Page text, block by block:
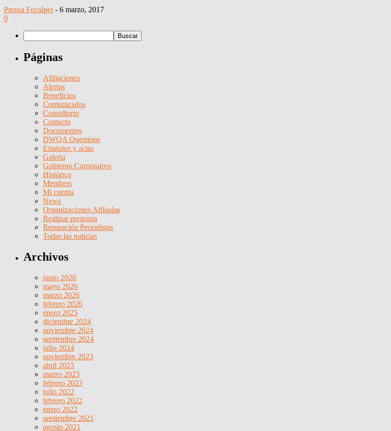
Prensa Fecolper - 6 marzo, 2017
0
Páginas
Afiliaciones
Alertas
Beneficios
Comunicados
Consultorio
Contacto
Documentos
DWQA Questions
Estatutos y actas
Galeria
Gobierno Corporativo
Histórico
Members
Mi cuenta
News
Organizaciones Afiliadas
Realizar pregunta
Reparación Periodistas
Todas las noticias
Archivos
junio 2026
mayo 2026
marzo 2026
febrero 2026
enero 2025
diciembre 2024
noviembre 2024
septiembre 2024
julio 2024
noviembre 2023
abril 2023
marzo 2023
febrero 2023
julio 2022
febrero 2022
enero 2022
septiembre 2021
agosto 2021